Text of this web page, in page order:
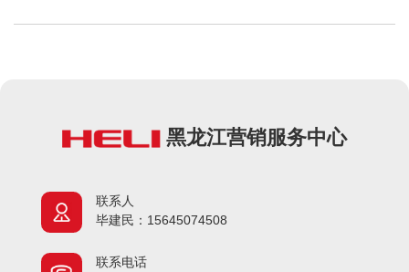
黑龙江营销服务中心
联系人
毕建民：15645074508
联系电话